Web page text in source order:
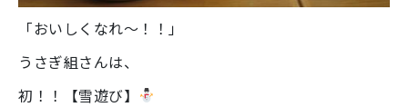
「おいしくなれ～！！」
うさぎ組さんは、
初！！【雪遊び】